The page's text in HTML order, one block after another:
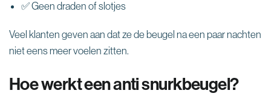
✅ Geen draden of slotjes
Veel klanten geven aan dat ze de beugel na een paar nachten
niet eens meer voelen zitten.
Hoe werkt een anti snurkbeugel?